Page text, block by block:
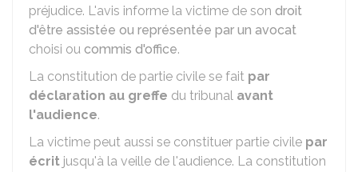
préjudice. L'avis informe la victime de son droit
d'être assistée ou représentée par un avocat
choisi ou commis d'office.
La constitution de partie civile se fait par
déclaration au greffe du tribunal avant
l'audience.
La victime peut aussi se constituer partie civile par
écrit jusqu'à la veille de l'audience. La constitution